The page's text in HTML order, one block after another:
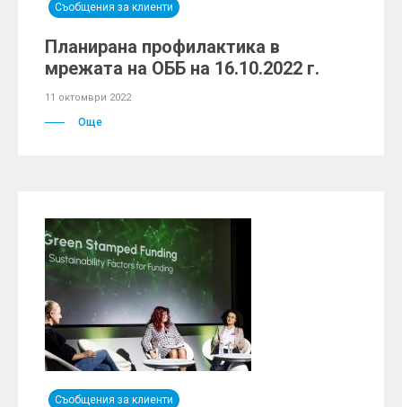
Съобщения за клиенти
Планирана профилактика в
мрежата на ОББ на 16.10.2022 г.
11 октомври 2022
Още
Съобщения за клиенти